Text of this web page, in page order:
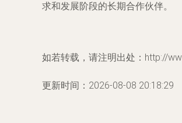
求和发展阶段的长期合作伙伴。
如若转载，请注明出处：http://
更新时间：2026-08-08 20:18:29